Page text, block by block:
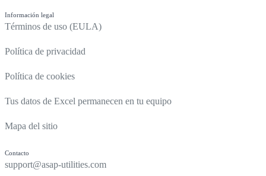
Información legal
Términos de uso (EULA)
Política de privacidad
Política de cookies
Tus datos de Excel permanecen en tu equipo
Mapa del sitio
Contacto
support@asap-utilities.com